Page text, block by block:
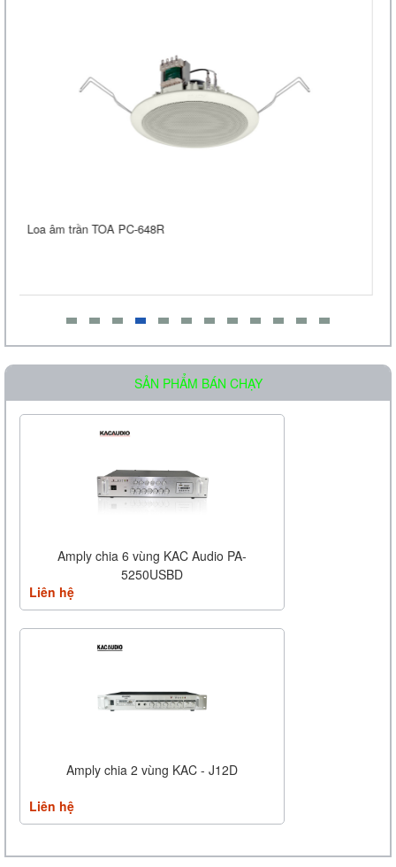
Amply liền mixer OBT-6650 công suất 650W
SẢN PHẨM BÁN CHẠY
Loa âm trần OBT-605
Loa Treo Tường Kasen 206 GT
Amply chia 6 vùng KAC Audio PA-
5250USBD
Liên hệ
Amply chia 2 vùng KAC - J12D
Liên hệ